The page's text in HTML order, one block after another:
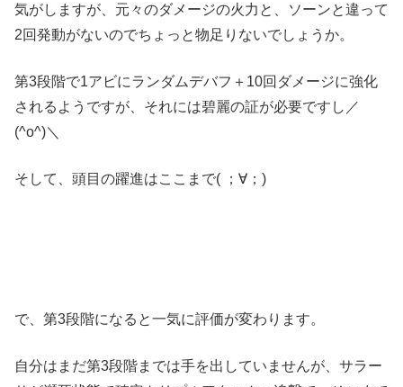
気がしますが、元々のダメージの火力と、ソーンと違って
2回発動がないのでちょっと物足りないでしょうか。
第3段階で1アビにランダムデバフ＋10回ダメージに強化
されるようですが、それには碧麗の証が必要ですし／
(^o^)＼
そして、頭目の躍進はここまで( ；∀；)
で、第3段階になると一気に評価が変わります。
自分はまだ第3段階までは手を出していませんが、サラー